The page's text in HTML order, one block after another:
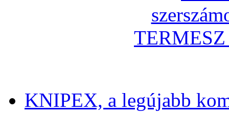
KNIPEX, a legújabb